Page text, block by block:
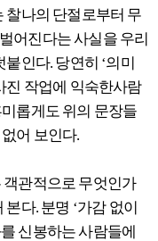
찰나의 단절로부터 무
어진다는 사실을 우리
인다. 당연히 ‘의미
진 작업에 익숙한사람
롭게도 위의 문장들
어 보인다.
객관적으로 무엇인가
다. 분명 ‘가감 없이
신봉하는 사람들에